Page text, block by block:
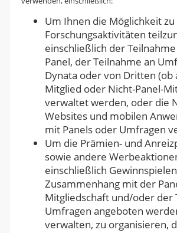
Um Ihnen die Möglichkeit
Forschungsaktivitäten
einschließlich der
Panel, der Teilnahme an
Dynata oder von Dritten (ob
Mitglied oder Nicht-Panel-
verwaltet werden, oder die
Websites und mobilen
mit Panels oder Umfragen
Um die Prämien- und
sowie andere
einschließlich
Zusammenhang mit der
Mitgliedschaft und/oder der
Umfragen angeboten
verwalten, zu organisieren,